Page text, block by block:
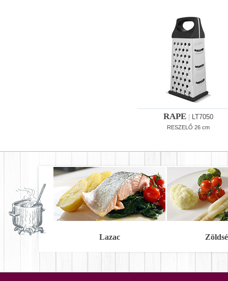
RAPE LT7050
RESZELŐ 26 cm
Lazac